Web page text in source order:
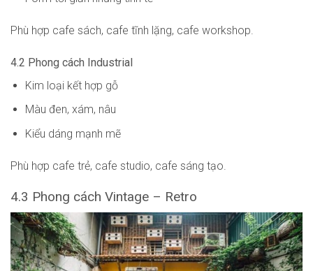
Phù hợp cafe sách, cafe tĩnh lặng, cafe workshop.
4.2 Phong cách Industrial
Kim loại kết hợp gỗ
Màu đen, xám, nâu
Kiểu dáng mạnh mẽ
Phù hợp cafe trẻ, cafe studio, cafe sáng tạo.
4.3 Phong cách Vintage – Retro